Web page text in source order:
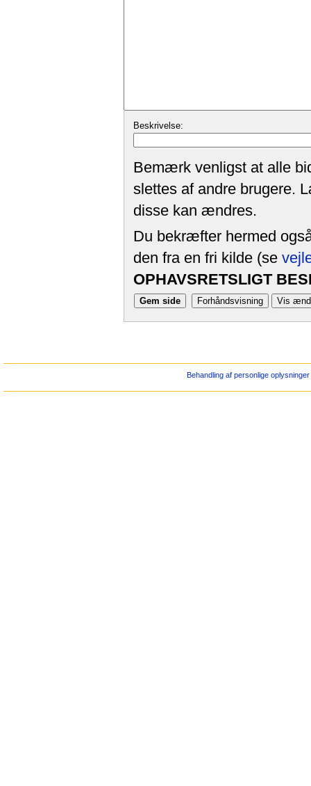
Beskrivelse:
Bemærk venligst at alle
slettes af andre brugere.
disse kan ændres.
Du bekræfter hermed
den fra en fri kilde (se
OPHAVSRETSLIGT
Behandling af personlige oplysninger